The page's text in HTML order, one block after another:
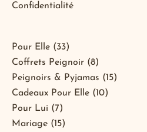
Confidentialité
Pour Elle 3333
produits
Coffrets Peignoir 8produits
Peignoirs & Pyjamas
15
Cadeaux Pour Elle 10
Pour Lui 7
7
produits
Mariage 15
15
produits
3
produits
produits
3
produits